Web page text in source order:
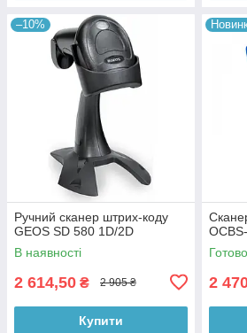
–10%
Ручний сканер штрих-коду
GEOS SD 580 1D/2D
В наявності
2 614,50 ₴ 2 905 ₴
Купити
2